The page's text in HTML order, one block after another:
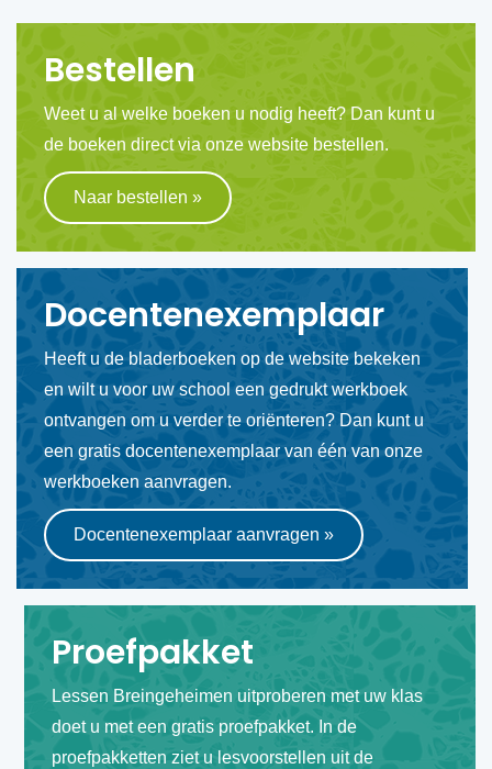
Bestellen
Weet u al welke boeken u nodig heeft? Dan kunt u
de boeken direct via onze website bestellen.
Naar bestellen »
Docentenexemplaar
Heeft u de bladerboeken op de website bekeken
en wilt u voor uw school een gedrukt werkboek
ontvangen om u verder te oriënteren? Dan kunt u
een gratis docentenexemplaar van één van onze
werkboeken aanvragen.
Docentenexemplaar aanvragen »
Proefpakket
Lessen Breingeheimen uitproberen met uw klas
doet u met een gratis proefpakket. In de
proefpakketten ziet u lesvoorstellen uit de